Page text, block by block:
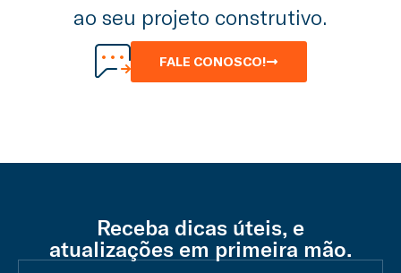
ao seu projeto construtivo.
FALE CONOSCO!
Receba dicas úteis, e
atualizações em primeira mão.